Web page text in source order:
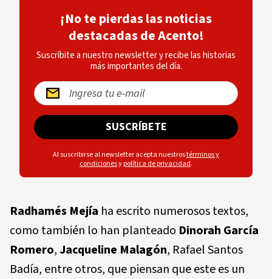
¡No te pierdas las noticias
destacadas de Acento!
Suscríbite a nuestro newsletter y recibe las historias
más importantes del día.
SUSCRÍBETE
Al suscribirse al newsletter acepta nuestrostérminos y
condicionesypolítica de privacidad.
Radhamés Mejía ha escrito numerosos textos,
como también lo han planteado Dinorah García
Romero,Jacqueline Malagón, Rafael Santos
Badía, entre otros, que piensan que este es un